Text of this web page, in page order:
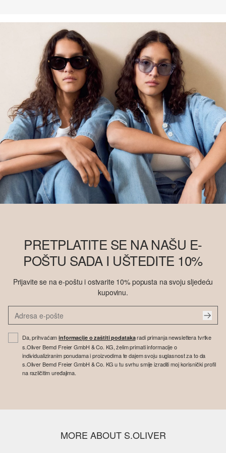
PRETPLATITE SE NA NAŠU E-
POŠTU SADA I UŠTEDITE 10%
Prijavite se na e-poštu i ostvarite 10% popusta na svoju sljedeću
kupovinu.
Da, prihvaćaminformacije o zaštiti podatakaradi primanja newslettera tvrtke
s.Oliver Bernd Freier GmbH & Co. KG, želim primati informacije o
individualiziranim ponudama i proizvodima te dajem svoju suglasnost za to da
s.Oliver Bernd Freier GmbH & Co. KG u tu svrhu smije izraditi moj korisnički profil
na različitim uređajima.
MORE ABOUT S.OLIVER